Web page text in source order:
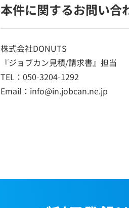
本件に関するお問い合
株式会社DONUTS
『ジョブカン見積/請求書』担当
TEL：050-3204-1292
Email：info@in.jobcan.ne.jp